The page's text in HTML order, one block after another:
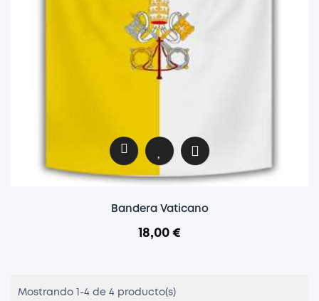
Bandera Vaticano
18,00 €
Mostrando 1-4 de 4 producto(s)